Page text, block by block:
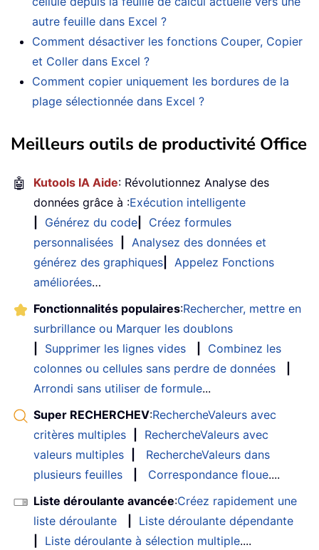
autre feuille dans Excel ?
Comment désactiver les fonctions Couper, Copier
et Coller dans Excel ?
Comment copier uniquement les bordures de la
plage sélectionnée dans Excel ?
Meilleurs outils de productivité Office
🤖 Kutools IA Aide: Révolutionnez Analyse des
données grâce à :Exécution intelligente
Générez du code
Créez formules
personnalisées
Analysez des données et
générez des graphiques
Appelez Fonctions
améliorées…
Fonctionnalités populaires:Rechercher, mettre en
surbrillance ou Marquer les doublons
Supprimer les lignes vides
Combinez les
colonnes ou cellules sans perdre de données
Arrondi sans utiliser de formule...
Super RECHERCHEV:RechercheValeurs avec
critères multiples
RechercheValeurs avec
valeurs multiples
RechercheValeurs dans
plusieurs feuilles
Correspondance floue....
Liste déroulante avancée:Créez rapidement une
liste déroulante
Liste déroulante dépendante
Liste déroulante à sélection multiple....